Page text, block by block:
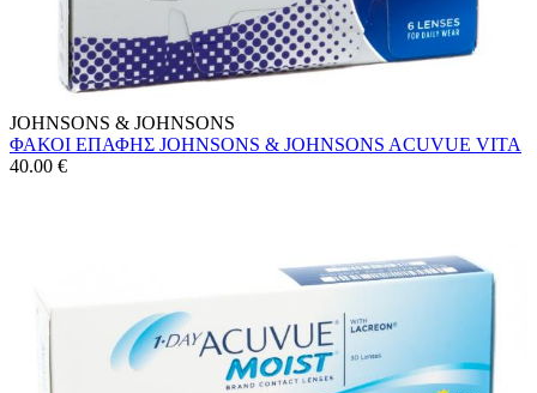
JOHNSONS & JOHNSONS
ΦΑΚΟΙ ΕΠΑΦΗΣ JOHNSONS & JOHNSONS ACUVUE VITA
40.00 €